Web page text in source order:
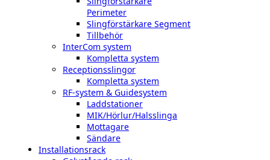
Perimeter
Slingförstärkare Segment
Tillbehör
InterCom system
Kompletta system
Receptionsslingor
Kompletta system
RF-system & Guidesystem
Laddstationer
MIK/Hörlur/Halsslinga
Mottagare
Sändare
Installationsrack